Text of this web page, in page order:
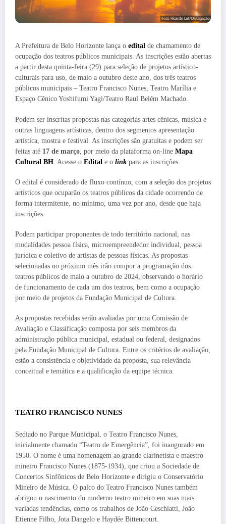
A Prefeitura de Belo Horizonte lança o edital de chamamento de
ocupação dos teatros públicos municipais. As inscrições estão abertas
a partir desta quinta-feira (29) para seleção de projetos artístico-
culturais para uso, de maio a outubro deste ano, dos três teatros
públicos municipais – Teatro Francisco Nunes, Teatro Marília e
Espaço Cênico Yoshifumi Yagi/Teatro Raul Belém Machado.
Podem ser inscritas propostas nas categorias artes cênicas, música e
outras linguagens artísticas, dentro dos segmentos apresentação
artística, mostra e festival. As inscrições são gratuitas e podem ser
feitas até 17 de março , por meio da plataforma on-line Mapa
Cultural BH . Acesse o Edital e o link para as inscrições.
O edital é considerado de fluxo contínuo, com a seleção dos projetos
artísticos que ocuparão os teatros públicos da cidade ocorrendo de
forma intermitente, no mínimo, uma vez por ano, desde que haja
inscrições.
Podem participar proponentes de todo território nacional, nas
modalidades pessoa física, microempreendedor individual, pessoa
jurídica e coletivo de artistas de pessoas físicas. As propostas
selecionadas no próximo mês irão compor a programação dos
teatros públicos de maio a outubro de 2024, observando o horário
de funcionamento de cada um dos teatros, bem como a ocupação
por meio de projetos da Fundação Municipal de Cultura.
As propostas recebidas serão avaliadas por uma Comissão de
Avaliação e Classificação composta por seis membros da
administração pública municipal, estadual ou federal, designados
pela Fundação Municipal de Cultura. Entre os critérios de avaliação,
estão a consistência e objetividade da proposta, sua relevância
conceitual e temática e a qualificação da equipe técnica.
TEATRO FRANCISCO NUNES
Sediado no Parque Municipal, o Teatro Francisco Nunes,
inicialmente chamado “Teatro de Emergência”, foi inaugurado em
1950. O nome é uma homenagem ao grande clarinetista e maestro
mineiro Francisco Nunes (1875-1934), que criou a Sociedade de
Concertos Sinfônicos de Belo Horizonte e dirigiu o Conservatório
Mineiro de Música. O palco do Teatro Francisco Nunes também
abrigou o nascimento do moderno teatro mineiro em suas mais
variadas tendências, como os trabalhos de João Ceschiatti, João
Etienne Filho, Jota Dangelo e Haydée Bittencourt.